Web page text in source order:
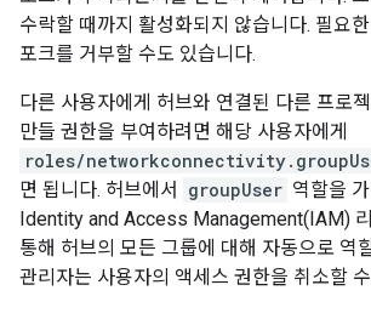
수락할 때까지 활성화되지 않습니다. 필요
포크를 거부할 수도 있습니다.
다른 사용자에게 허브와 연결된 다른 프로
만들 권한을 부여하려면 해당 사용자에게
roles/
면 됩니다. 허브에서
groupUser 역할을
Identity and Access Management(IAM)
통해 허브의 모든 그룹에 대해 자동으로 역
관리자는 사용자의 액세스 권한을 취소할